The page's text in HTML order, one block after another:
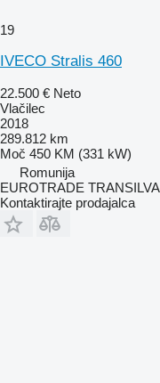
19
IVECO Stralis 460
22.500 € Neto
Vlačilec
2018
289.812 km
Moč 450 KM (331 kW)
Romunija
EUROTRADE
Kontaktirajte prodajalca